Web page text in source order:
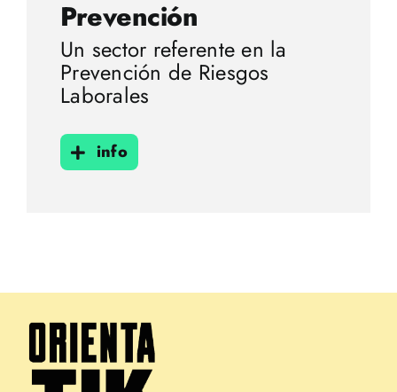
Prevención
Un sector referente en la
Prevención de Riesgos
Laborales
info